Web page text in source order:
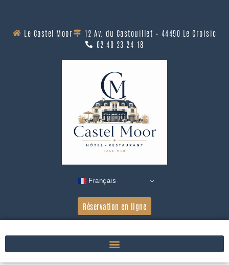
Le Castel Moor
12 Av. du Castouillet – 44490 Le Croisic
02 40 23 24 18
Français
Réservation en ligne